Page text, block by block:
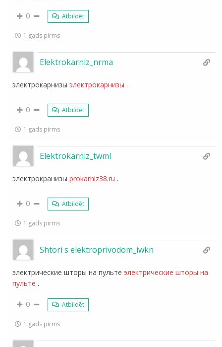
0 Atbildēt
1 gads pirms
Elektrokarniz_nrma
электрокарнизыэлектрокарнизы .
0 Atbildēt
1 gads pirms
Elektrokarniz_twml
электрокранизыprokarniz38.ru .
0 Atbildēt
1 gads pirms
Shtori s elektroprivodom_iwkn
электрические шторы на пультеэлектрические шторы на
пульте .
0 Atbildēt
1 gads pirms